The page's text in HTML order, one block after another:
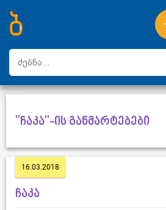
ახალი სიტყვები
ტოპ სიტყვები
დღის ტოპ სიტყვები
ტოპ მომხმარებლები
"ჩაკა"-ის განმარტებები
16.03.2018
ჩაკა